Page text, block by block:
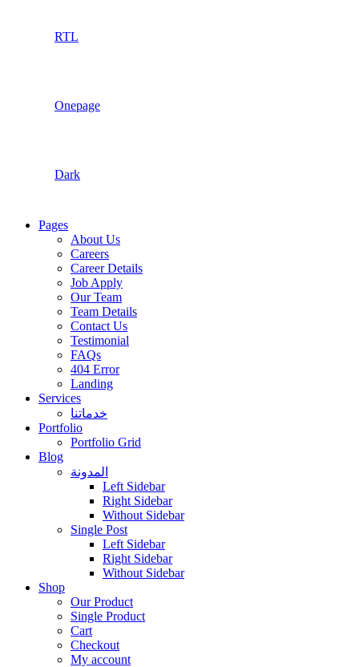
RTL
Onepage
Dark
Pages
About Us
Careers
Career Details
Job Apply
Our Team
Team Details
Contact Us
Testimonial
FAQs
404 Error
Landing
Services
خدماتنا
Portfolio
Portfolio Grid
Blog
المدونة
Left Sidebar
Right Sidebar
Without Sidebar
Single Post
Left Sidebar
Right Sidebar
Without Sidebar
Shop
Our Product
Single Product
Cart
Checkout
My account